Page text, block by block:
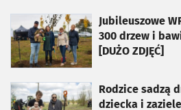
Jubileuszowe
300 drzew i
[DUŻO ZDJĘĆ]
otworzy się w nowej karcie
Rodzice sadzą
dziecka i
otworzy się w nowej karcie